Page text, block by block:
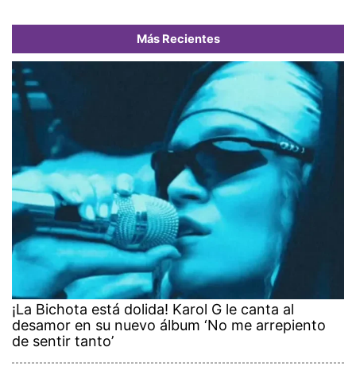
Más Recientes
¡La Bichota está dolida! Karol G le canta al
desamor en su nuevo álbum ‘No me arrepiento
de sentir tanto’